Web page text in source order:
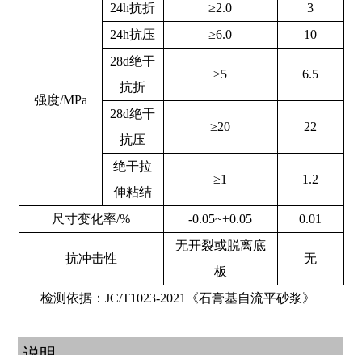
强度/MPa
24h抗折 ≥2.0
3
24h抗压
≥6.0
10
28d绝干
抗折
≥5 6.5
28d绝干
抗压
≥20 22
绝干拉
伸粘结
≥1 1.2
尺寸变化率/% -0.05~+0.05 0.01
抗冲击性
无开裂或脱离底
板
无
检测依据：JC/T1023-2021《石膏基自流平砂浆》